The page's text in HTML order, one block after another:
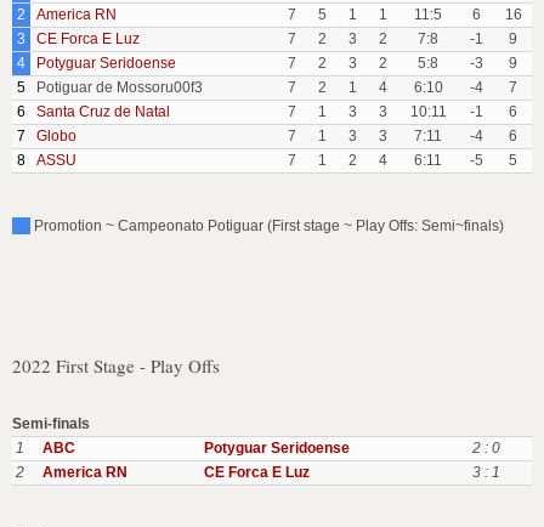
2
America RN 7 5 1 1 11:5 6
16
3
CE Forca E Luz 7 2 3 2 7:8 -1
9
4
Potyguar Seridoense 7 2 3 2 5:8 -3
9
5
Potiguar de Mossoru00f3 7 2 1 4 6:10 -4
7
6
Santa Cruz de Natal 7 1 3 3 10:11 -1
6
7
Globo 7 1 3 3 7:11 -4
6
8
ASSU 7 1 2 4 6:11 -5 5
Promotion ~ Campeonato Potiguar (First stage ~ Play Offs: Semi~finals)
2022 First Stage - Play Offs
Semi-finals
1
ABC Potyguar Seridoense
2 : 0
2
America RN CE Forca E Luz 3 : 1